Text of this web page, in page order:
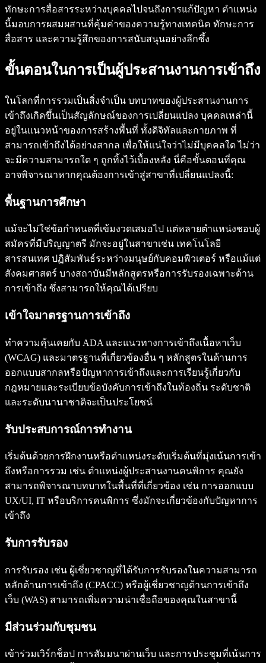
ทักษะการสื่อสารระหว่างบุคคลไปจนถึงการแก้ปัญหา ตำแหน่ง
นี้มอบการผสมผสานที่คุ้มค่าของความรู้ทางเทคนิค ทักษะการ
สื่อสาร และความรู้สึกของการสนับสนุนอย่างลึกซึ้ง
ขั้นตอนในการเป็นผู้ประสานงานการเข้าถึง
ในโลกที่การรวมเป็นสิ่งจำเป็น บทบาทของผู้ประสานงานการ
เข้าถึงเกิดขึ้นเป็นสัญลักษณ์ของการเปลี่ยนแปลง บุคคลเหล่านี้
อยู่ในแนวหน้าของการสร้างพื้นที่ ทั้งดิจิทัลและกายภาพ ที่
สามารถเข้าถึงได้อย่างสากล เพื่อให้แน่ใจว่าไม่มีบุคคลใด ไม่ว่า
จะมีความสามารถใด ๆ ถูกทิ้งไว้เบื้องหลัง นี่คือขั้นตอนที่คุณ
อาจพิจารณาหากคุณต้องการเข้าสู่สาขาที่เปลี่ยนแปลงนี้:
พื้นฐานการศึกษา
แม้จะไม่ใช่ข้อกำหนดที่เข้มงวดเสมอไป แต่หลายตำแหน่งชอบผู้
สมัครที่มีปริญญาตรี มักจะอยู่ในสาขาเช่น เทคโนโลยี
สารสนเทศ ปฏิสัมพันธ์ระหว่างมนุษย์กับคอมพิวเตอร์ หรือแม้แต่
สังคมศาสตร์ บางสถาบันมีหลักสูตรหรือการรับรองเฉพาะด้าน
การเข้าถึง ซึ่งสามารถให้คุณได้เปรียบ
เข้าใจมาตรฐานการเข้าถึง
ทำความคุ้นเคยกับ ADA และแนวทางการเข้าถึงเนื้อหาเว็บ
(WCAG) และมาตรฐานที่เกี่ยวข้องอื่น ๆ หลักสูตรในด้านการ
ออกแบบสากลหรือปัญหาการเข้าถึงและการเรียนรู้เกี่ยวกับ
กฎหมายและระเบียบข้อบังคับการเข้าถึงในท้องถิ่น ระดับชาติ
และระดับนานาชาติจะเป็นประโยชน์
รับประสบการณ์การทำงาน
เริ่มต้นด้วยการฝึกงานหรือตำแหน่งระดับเริ่มต้นที่มุ่งเน้นการเข้า
ถึงหรือการรวม เช่น ตำแหน่งผู้ประสานงานคนพิการ คุณยัง
สามารถพิจารณาบทบาทในพื้นที่ที่เกี่ยวข้อง เช่น การออกแบบ
UX/UI, IT หรือบริการคนพิการ ซึ่งมักจะเกี่ยวข้องกับปัญหาการ
เข้าถึง
รับการรับรอง
การรับรอง เช่น ผู้เชี่ยวชาญที่ได้รับการรับรองในความสามารถ
หลักด้านการเข้าถึง (CPACC) หรือผู้เชี่ยวชาญด้านการเข้าถึง
เว็บ (WAS) สามารถเพิ่มความน่าเชื่อถือของคุณในสาขานี้
มีส่วนร่วมกับชุมชน
เข้าร่วมเวิร์กช็อป การสัมมนาผ่านเว็บ และการประชุมที่เน้นการ